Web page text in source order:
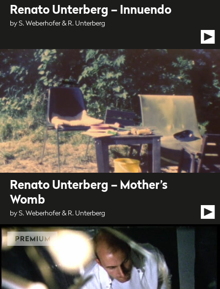
Renato Unterberg – Innuendo
by S. Weberhofer & R. Unterberg
Renato Unterberg – Mother’s
Womb
by S. Weberhofer & R. Unterberg